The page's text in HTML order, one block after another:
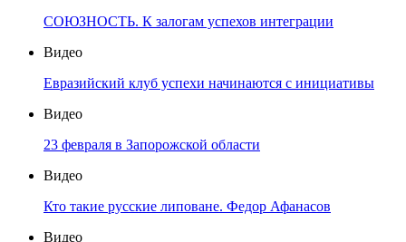
СОЮЗНОСТЬ. К залогам успехов интеграции
Видео
Евразийский клуб успехи начинаются с инициативы
Видео
23 февраля в Запорожской области
Видео
Кто такие русские липоване. Федор Афанасов
Видео